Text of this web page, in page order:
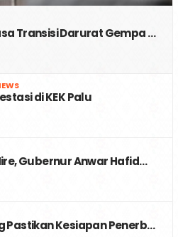
Transisi Darurat Gempa …
di KEK Palu
Gubernur Anwar Hafid…
Pastikan Kesiapan Penerb…